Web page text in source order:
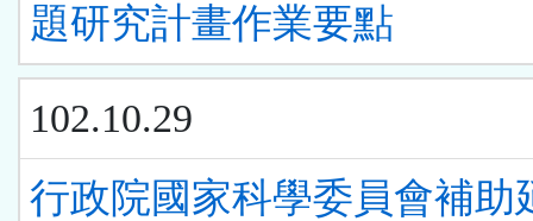
題研究計畫作業要點
102.10.29
行政院國家科學委員會補助